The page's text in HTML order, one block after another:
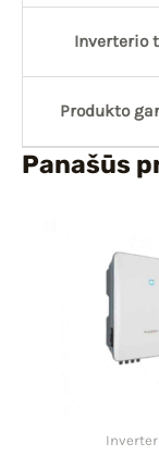
Inverterio
Produkto
Panašūs